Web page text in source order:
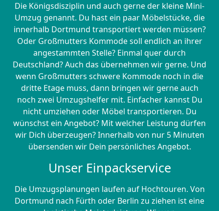
Die Königsdisziplin und auch gerne der kleine Mini-
Umzug genannt. Du hast ein paar Möbelstücke, die
innerhalb Dortmund transportiert werden müssen?
Oder Großmutters Kommode soll endlich an ihrer
angestammten Stelle? Einmal quer durch
Deutschland? Auch das übernehmen wir gerne. Und
wenn Großmutters schwere Kommode noch in die
dritte Etage muss, dann bringen wir gerne auch
noch zwei Umzugshelfer mit. Einfacher kannst Du
nicht umziehen oder Möbel transportieren. Du
wünschst ein Angebot? Mit welcher Leistung dürfen
wir Dich überzeugen? Innerhalb von nur 5 Minuten
übersenden wir Dein persönliches Angebot.
Unser Einpackservice
Die Umzugsplanungen laufen auf Hochtouren. Von
Dortmund nach Fürth oder Berlin zu ziehen ist eine